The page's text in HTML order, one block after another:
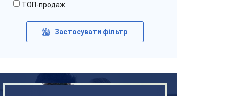
ТОП-продаж
Застосувати фільтр